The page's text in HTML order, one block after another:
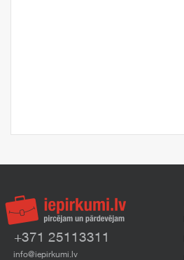
+371 25113311
info@iepirkumi.lv